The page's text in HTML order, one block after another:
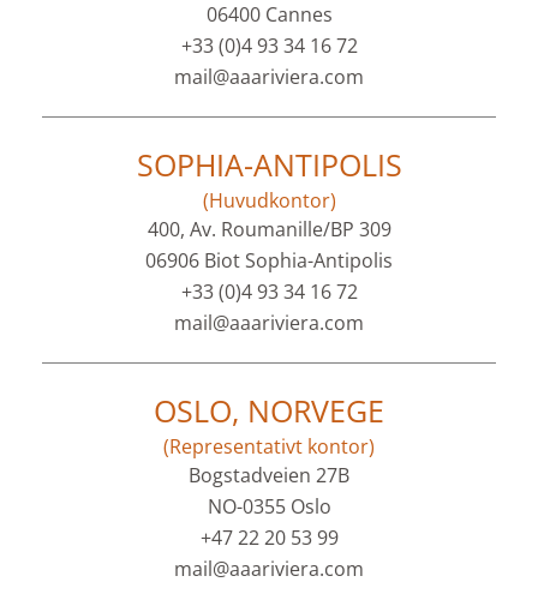
06400 Cannes
+33 (0)4 93 34 16 72
mail@aaariviera.com
SOPHIA-ANTIPOLIS
(Huvudkontor)
400, Av. Roumanille/BP 309
06906 Biot Sophia-Antipolis
+33 (0)4 93 34 16 72
mail@aaariviera.com
OSLO, NORVEGE
(Representativt kontor)
Bogstadveien 27B
NO-0355 Oslo
+47 22 20 53 99
mail@aaariviera.com